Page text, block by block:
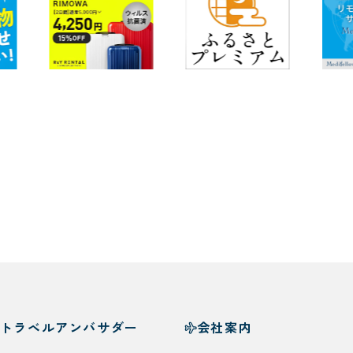
トラベルアンバサダー 会社案内